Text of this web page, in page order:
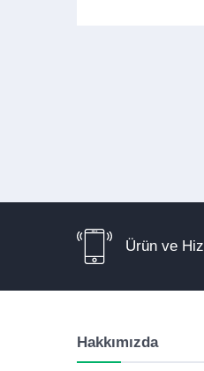
Ürün ve
Hakkımızda